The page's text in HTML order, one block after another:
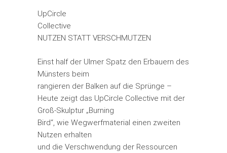
UpCircle
Collective
NUTZEN STATT VERSCHMUTZEN
Einst half der Ulmer Spatz den Erbauern des
Münsters beim
rangieren der Balken auf die Sprünge –
Heute zeigt das UpCircle Collective mit der
Groß-Skulptur „Burning
Bird“, wie Wegwerfmaterial einen zweiten
Nutzen erhalten
und die Verschwendung der Ressourcen